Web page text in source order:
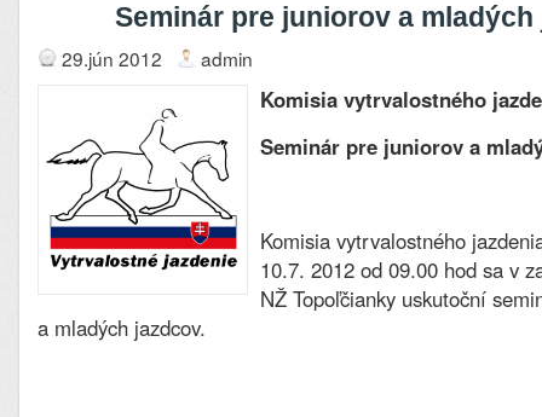
Seminár pre juniorov a
29.jún 2012 admin
Komisia vytrvalostného
Seminár pre juniorov a
Komisia vytrvalostného
10.7. 2012 od 09.00 hod sa v
NŽ Topoľčianky uskutoční
a mladých jazdcov.